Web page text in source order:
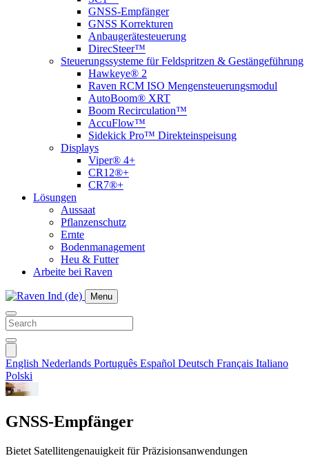
GNSS-Empfänger
GNSS Korrekturen
Anbaugerätesteuerung
DirecSteer™
Steuerungssysteme für Feldspritzen & Gestängeführung
Hawkeye® 2
Raven RCM ISO Mengensteuerungsmodul
AutoBoom® XRT
Boom Recirculation™
AccuFlow™
Sidekick Pro™ Direkteinspeisung
Displays
Viper® 4+
CR12®+
CR7®+
Lösungen
Aussaat
Pflanzenschutz
Ernte
Bodenmanagement
Heu & Futter
Arbeite bei Raven
Menu
English Nederlands Português Español Deutsch Français Italiano
Polski
GNSS-Empfänger
Bietet Satellitengenauigkeit für Präzisionsanwendungen